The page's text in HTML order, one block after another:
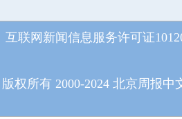
互联网新闻信息服务许可证
版权所有 2000-2024 北京周报